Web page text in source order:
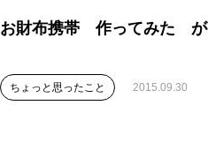
お財布携帯 作ってみた が
ちょっと思ったこと 2015.09.30